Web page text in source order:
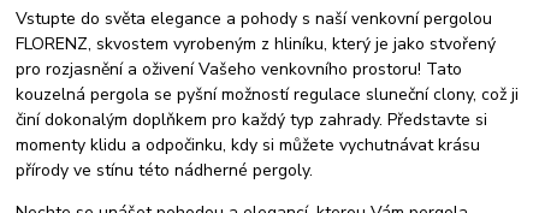
Vstupte do světa elegance a pohody s naší venkovní pergolou
FLORENZ, skvostem vyrobeným z hliníku, který je jako stvořený
pro rozjasnění a oživení Vašeho venkovního prostoru! Tato
kouzelná pergola se pyšní možností regulace sluneční clony, což ji
činí dokonalým doplňkem pro každý typ zahrady. Představte si
momenty klidu a odpočinku, kdy si můžete vychutnávat krásu
přírody ve stínu této nádherné pergoly.